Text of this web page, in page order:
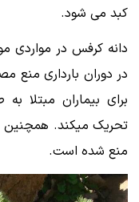
کبد می شود.
دانه کرفس در
در دوران بارداری
برای بیماران مبتلا
تحریک میکند. همچنین
منع شده است.